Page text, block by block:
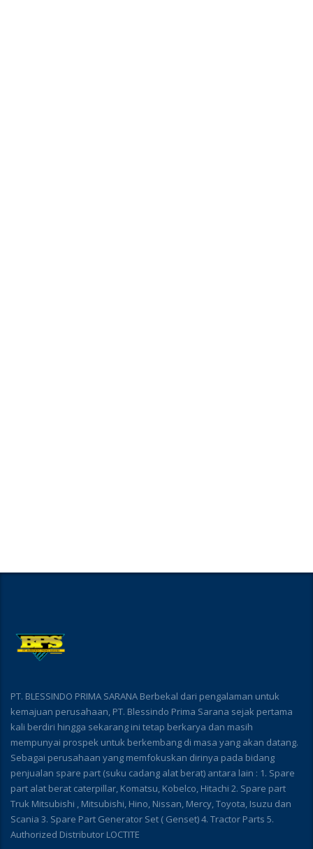
PT. BLESSINDO PRIMA SARANA Berbekal dari pengalaman untuk
kemajuan perusahaan, PT. Blessindo Prima Sarana sejak pertama
kali berdiri hingga sekarang ini tetap berkarya dan masih
mempunyai prospek untuk berkembang di masa yang akan datang.
Sebagai perusahaan yang memfokuskan dirinya pada bidang
penjualan spare part (suku cadang alat berat) antara lain : 1. Spare
part alat berat caterpillar, Komatsu, Kobelco, Hitachi 2. Spare part
Truk Mitsubishi , Mitsubishi, Hino, Nissan, Mercy, Toyota, Isuzu dan
Scania 3. Spare Part Generator Set ( Genset) 4. Tractor Parts 5.
Authorized Distributor LOCTITE